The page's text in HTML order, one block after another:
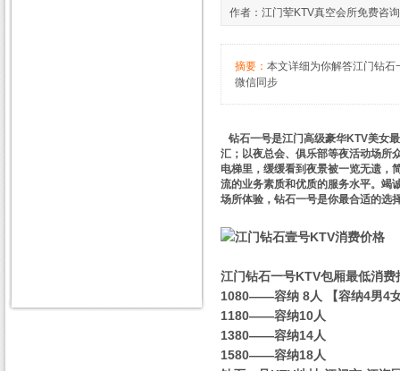
作者：江门荤KTV真空会所免费
摘要： 本文详细为你解答江门钻
微信同步
钻石一号是江门高级豪华KTV美女
汇；以夜总会、俱乐部等夜活动场所
电梯里，缓缓看到夜景被一览无遗，
流的业务素质和优质的服务水平。竭
场所体验，钻石一号是你最合适的选
江门钻石一号KTV包厢最低消费
1080——容纳 8人 【容纳4男4
1180——容纳10人
1380——容纳14人
1580——容纳18人